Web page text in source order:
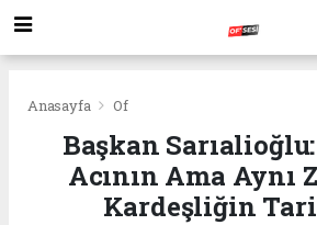
Anasayfa Of
Başkan
Acının Ama Aynı
Kardeşliğin